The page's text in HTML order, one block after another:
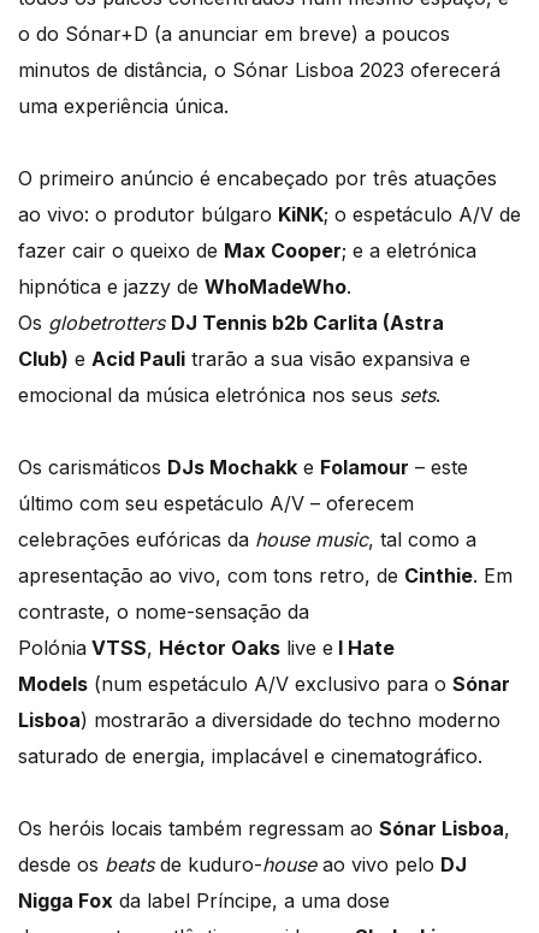
o do Sónar+D (a anunciar em breve) a poucos
minutos de distância, o Sónar Lisboa 2023 oferecerá
uma experiência única.
O primeiro anúncio é encabeçado por três ​​atuações
ao vivo: o produtor búlgaro KiNK; o espetáculo A/V de
fazer cair o queixo de Max Cooper; e a eletrónica
hipnótica e jazzy de WhoMadeWho.
Os globetrotters DJ Tennis b2b Carlita (Astra
Club) e Acid Pauli trarão a sua visão expansiva e
emocional da música eletrónica nos seus sets.
Os carismáticos DJs Mochakk e Folamour – este
último com seu espetáculo A/V – oferecem
celebrações eufóricas da house music, tal como a
apresentação ao vivo, com tons retro, de Cinthie. Em
contraste, o nome-sensação da
Polónia VTSS, Héctor Oaks live e I Hate
Models (num espetáculo A/V exclusivo para o Sónar
Lisboa) mostrarão a diversidade do techno moderno
saturado de energia, implacável e cinematográfico.
Os heróis locais também regressam ao Sónar Lisboa,
desde os beatsde kuduro-houseao vivo pelo DJ
Nigga Fox da label Príncipe, a uma dose